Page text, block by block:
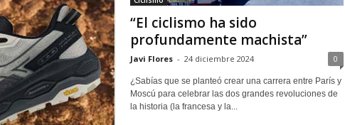
“El ciclismo ha sido
profundamente machista”
Javi Flores - 24 diciembre 2024 0
¿Sabías que se planteó crear una carrera entre París y
Moscú para celebrar las dos grandes revoluciones de
la historia (la francesa y la...